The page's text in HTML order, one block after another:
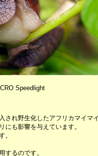
Speedlight
れ野生化したアフリカマイマ
にも影響を与えています。
。
するのです。